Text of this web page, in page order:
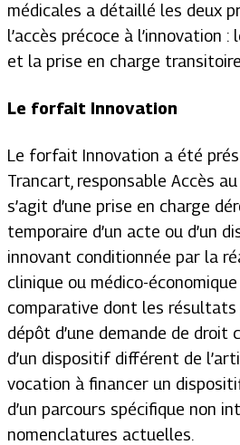
médicales a détaillé les deux
l’accès précoce à l’innovation
et la prise en charge
Le forfait Innovation
Le forfait Innovation a été
Trancart, responsable Accès
s’agit d’une prise en charge
temporaire d’un acte ou d’un
innovant conditionnée par la
clinique ou médico-
comparative dont les
dépôt d’une demande de droit
d’un dispositif différent de
vocation à financer un
d’un parcours spécifique non
nomenclatures actuelles.